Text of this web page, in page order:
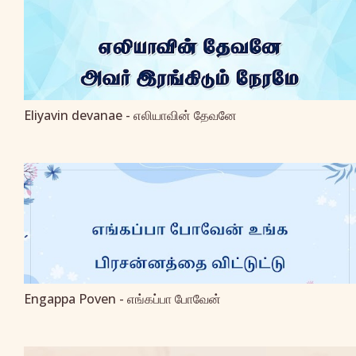
Eliyavin devanae - எலியாவின் தேவனே
Engappa Poven - எங்கப்பா போவேன்